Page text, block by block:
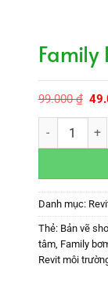
99.000₫ Giá
là:
Family Bơm
Danh mục:
Thẻ: Bản vẽ
tâm, Family
Revit môi